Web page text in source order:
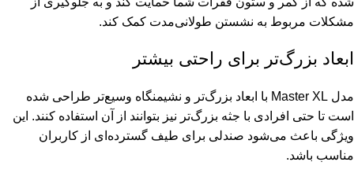
مشکلات مربوط به نشستن طولانی‌مدت کمک کند.
ابعاد بزرگ‌تر برای راحتی بیشتر
مدل Master XL با ابعاد بزرگ‌تر و نشیمنگاه وسیع‌تر طراحی شده
است تا حتی افرادی با جثه بزرگ‌تر نیز بتوانند از آن استفاده کنند. این
ویژگی باعث می‌شود صندلی برای طیف گسترده‌ای از کاربران
مناسب باشد.